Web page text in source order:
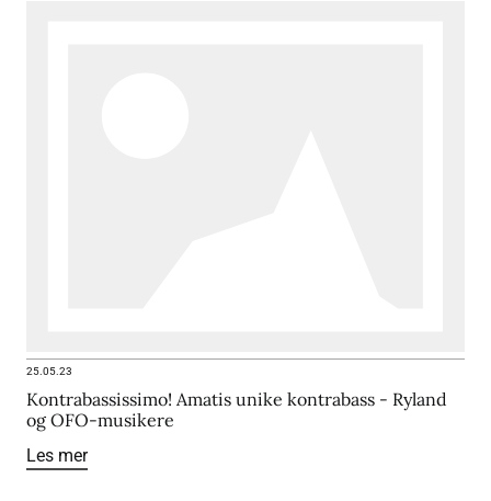
25.05.23
Kontrabassissimo! Amatis unike kontrabass - Ryland
og OFO-musikere
Les mer